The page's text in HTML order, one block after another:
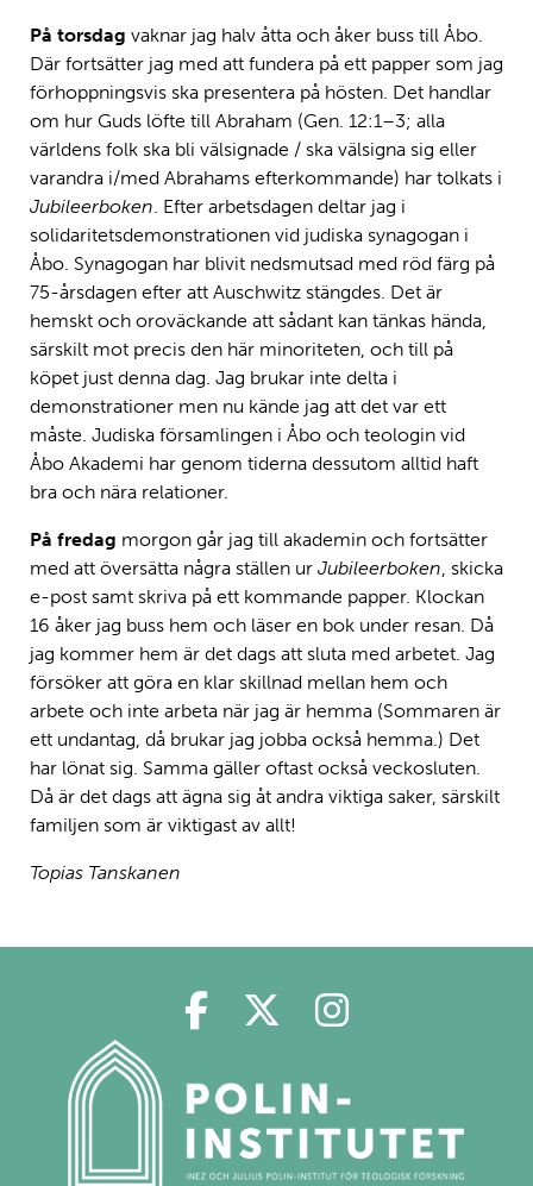
På torsdag vaknar jag halv åtta och åker buss till Åbo.
Där fortsätter jag med att fundera på ett papper som jag
förhoppningsvis ska presentera på hösten. Det handlar
om hur Guds löfte till Abraham (Gen. 12:1–3; alla
världens folk ska bli välsignade / ska välsigna sig eller
varandra i/med Abrahams efterkommande) har tolkats i
Jubileerboken . Efter arbetsdagen deltar jag i
solidaritetsdemonstrationen vid judiska synagogan i
Åbo. Synagogan har blivit nedsmutsad med röd färg på
75-årsdagen efter att Auschwitz stängdes. Det är
hemskt och oroväckande att sådant kan tänkas hända,
särskilt mot precis den här minoriteten, och till på
köpet just denna dag. Jag brukar inte delta i
demonstrationer men nu kände jag att det var ett
måste. Judiska församlingen i Åbo och teologin vid
Åbo Akademi har genom tiderna dessutom alltid haft
bra och nära relationer.
På fredag morgon går jag till akademin och fortsätter
med att översätta några ställen ur Jubileerboken , skicka
e-post samt skriva på ett kommande papper. Klockan
16 åker jag buss hem och läser en bok under resan. Då
jag kommer hem är det dags att sluta med arbetet. Jag
försöker att göra en klar skillnad mellan hem och
arbete och inte arbeta när jag är hemma (Sommaren är
ett undantag, då brukar jag jobba också hemma.) Det
har lönat sig. Samma gäller oftast också veckosluten.
Då är det dags att ägna sig åt andra viktiga saker, särskilt
familjen som är viktigast av allt!
Topias Tanskanen